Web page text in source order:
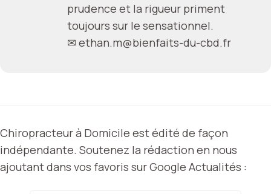
prudence et la rigueur priment
toujours sur le sensationnel.
✉ ethan.m@bienfaits-du-cbd.fr
Chiropracteur à Domicile est édité de façon
indépendante. Soutenez la rédaction en nous
ajoutant dans vos favoris sur Google Actualités :